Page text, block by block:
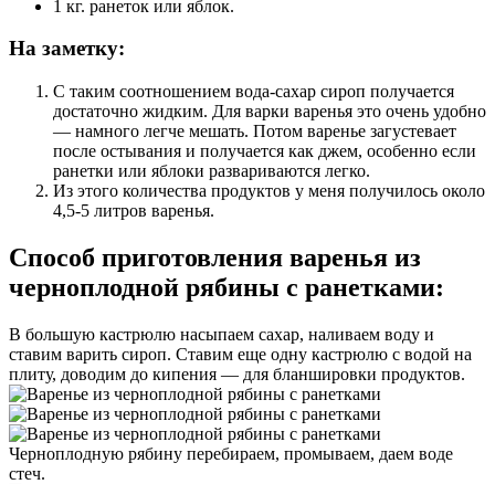
1 кг. ранеток или яблок.
На заметку:
С таким соотношением вода-сахар сироп получается
достаточно жидким. Для варки варенья это очень удобно
— намного легче мешать. Потом варенье загустевает
после остывания и получается как джем, особенно если
ранетки или яблоки развариваются легко.
Из этого количества продуктов у меня получилось около
4,5-5 литров варенья.
Способ приготовления варенья из
черноплодной рябины с ранетками:
В большую кастрюлю насыпаем сахар, наливаем воду и
ставим варить сироп. Ставим еще одну кастрюлю с водой на
плиту, доводим до кипения — для бланшировки продуктов.
Черноплодную рябину перебираем, промываем, даем воде
стеч.